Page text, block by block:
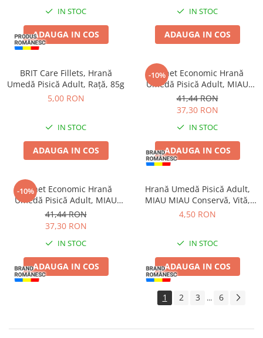
IN STOC
ADAUGA IN COS
IN STOC
ADAUGA IN COS
BRIT Care Fillets, Hrană
Umedă Pisică Adult, Rață, 85g
5,00 RON
IN STOC
ADAUGA IN COS
-10%
Pachet Economic Hrană
Umedă Pisică Adult, MIAU
MIAU Pate, Pui cu Topping de
Lapte, 16x100g
41,44 RON
37,30 RON
IN STOC
ADAUGA IN COS
-10%
Pachet Economic Hrană
Umedă Pisică Adult, MIAU
MIAU Pate, Somon cu Topping
de Dovleac, 16x100g
41,44 RON
37,30 RON
IN STOC
ADAUGA IN COS
Hrană Umedă Pisică Adult,
MIAU MIAU Conservă, Vită,
415g
4,50 RON
IN STOC
ADAUGA IN COS
1 2 3 ... 6